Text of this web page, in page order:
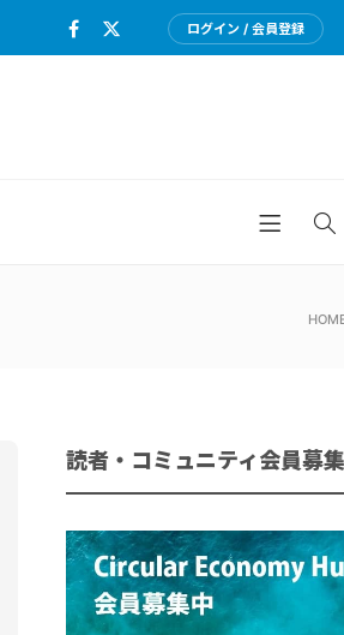
ログイン / 会員登録
読者・コミュニティ会員募集